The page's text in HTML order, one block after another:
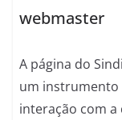
webmaster
A página do
um instrumento
interação com a